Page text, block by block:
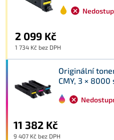
2 099 Kč
1 734 Kč bez DPH
Originální
CMY, 3 ×
11 382 Kč
9 407 Kč bez DPH